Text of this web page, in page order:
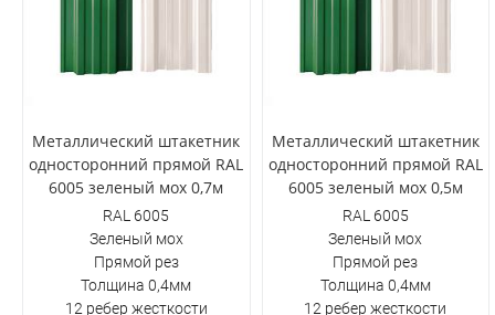
Металлический штакетник
односторонний прямой RAL
6005 зеленый мох 0,7м
RAL 6005
Зеленый мох
Прямой рез
Толщина 0,4мм
12 ребер жесткости
Металлический штакетник
односторонний прямой RAL
6005 зеленый мох 0,5м
RAL 6005
Зеленый мох
Прямой рез
Толщина 0,4мм
12 ребер жесткости